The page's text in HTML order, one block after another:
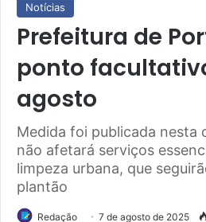
Notícias
Prefeitura de
ponto
agosto
Medida foi publicada nesta
não afetará serviços
limpeza urbana, que
plantão
Redação 7 de agosto de 2025